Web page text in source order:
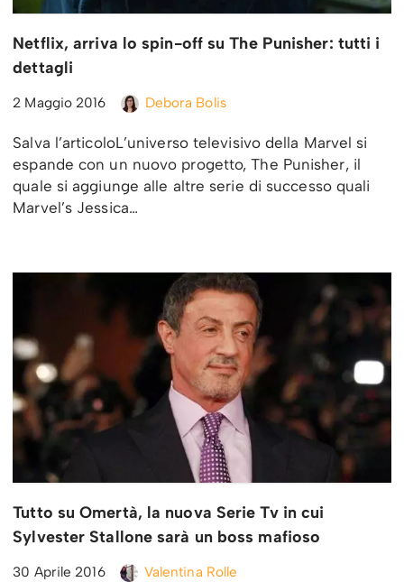
Netflix, arriva lo spin-off su The Punisher: tutti i
dettagli
2 Maggio 2016 Debora Bolis
Salva l’articoloL’universo televisivo della Marvel si
espande con un nuovo progetto, The Punisher, il
quale si aggiunge alle altre serie di successo quali
Marvel’s Jessica…
Tutto su Omertà, la nuova Serie Tv in cui
Sylvester Stallone sarà un boss mafioso
30 Aprile 2016 Valentina Rolle